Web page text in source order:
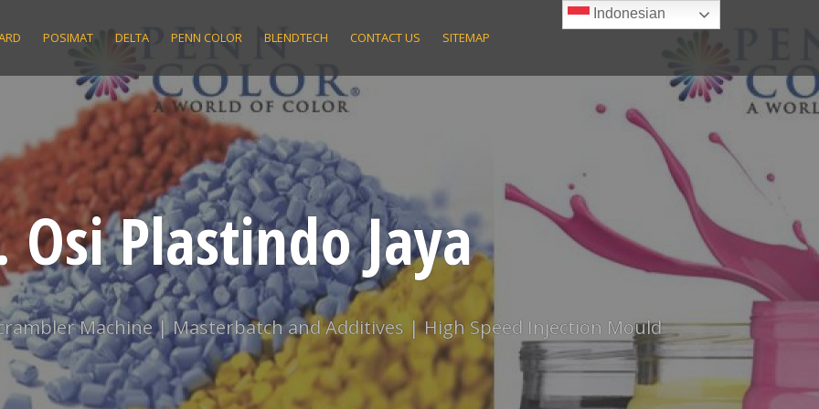
POSIMAT DELTA PENN COLOR BLENDTECH CONTACT US SITEMAP
Osi Plastindo Jaya
Machine | Masterbatch and Additives | High Speed Injection Mould
Indonesian